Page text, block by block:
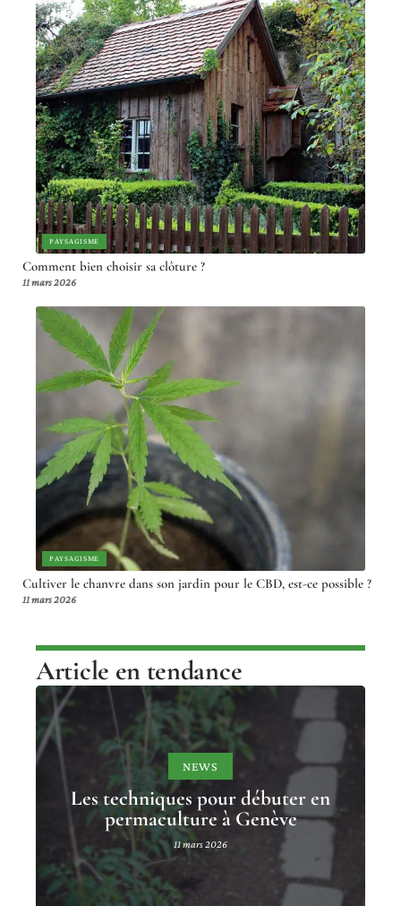
PAYSAGISME
Comment bien choisir sa clôture ?
11 mars 2026
PAYSAGISME
Cultiver le chanvre dans son jardin pour le CBD, est-ce possible ?
11 mars 2026
Article en tendance
NEWS
Les techniques pour débuter en
permaculture à Genève
11 mars 2026